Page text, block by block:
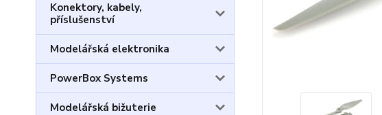
Konektory, kabely,
příslušenství
Modelářská elektronika
PowerBox Systems
Modelářská bižuterie